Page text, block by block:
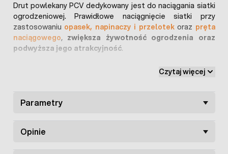
Drut powlekany PCV dedykowany jest do naciągania siatki
ogrodzeniowej. Prawidłowe naciągnięcie siatki przy
zastosowaniu opasek, napinaczy i przelotek oraz pręta
naciągowego, zwiększa żywotność ogrodzenia oraz
podwyższa jego atrakcyjność.
drutu napinającego na 3
Czytaj więcej
Parametry
Opinie